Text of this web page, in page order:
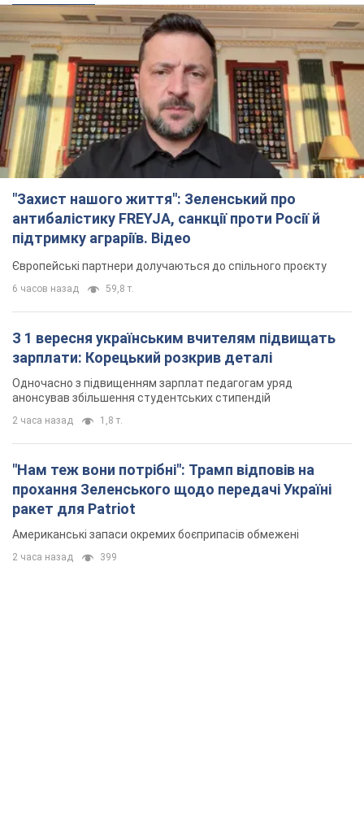
"Захист нашого життя": Зеленський про
антибалістику FREYJA, санкції проти Росії й
підтримку аграріїв. Відео
Європейські партнери долучаються до спільного проєкту
6 часов назад 59,8 т.
З 1 вересня українським вчителям підвищать
зарплати: Корецький розкрив деталі
Одночасно з підвищенням зарплат педагогам уряд
анонсував збільшення студентських стипендій
2 часа назад
"Нам теж вони потрібні": Трамп відповів на
прохання Зеленського щодо передачі Україні
ракет для Patriot
2 часа назад 399